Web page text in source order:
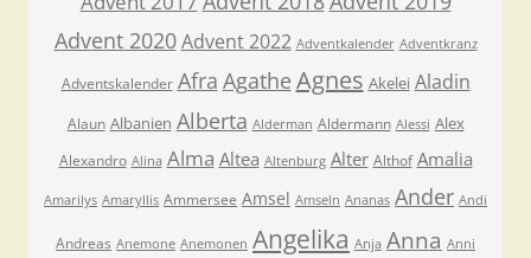
Advent 2020 Advent 2022 Adventkalender Adventkranz
Adventskalender Afra Agathe Agnes Akelei Aladin
Alaun Albanien Alberta Alderman Aldermann Alessi Alex
Alexandro Alina Alma Altea Altenburg Alter Althof Amalia
Amarilys Amaryllis Ammersee Amsel Amseln Ananas Ander Andi
Andreas Anemone Anemonen Angelika Anja Anna Anni